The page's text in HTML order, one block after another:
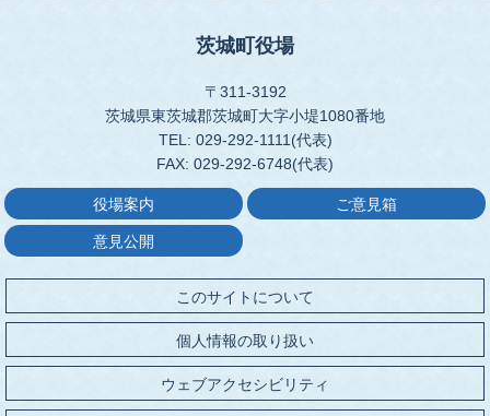
茨城町役場
〒311-3192
茨城県東茨城郡茨城町大字小堤1080番地
TEL: 029-292-1111(代表)
FAX: 029-292-6748(代表)
役場案内 ご意見箱
意見公開
このサイトについて
個人情報の取り扱い
ウェブアクセシビリティ